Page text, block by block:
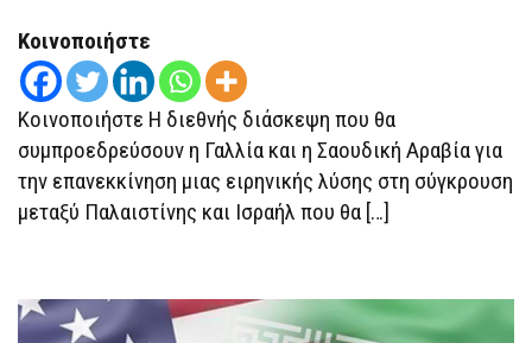
Κοινοποιήστε
Κοινοποιήστε Η διεθνής διάσκεψη που θα
συμπροεδρεύσουν η Γαλλία και η Σαουδική Αραβία για
την επανεκκίνηση μιας ειρηνικής λύσης στη σύγκρουση
μεταξύ Παλαιστίνης και Ισραήλ που θα […]